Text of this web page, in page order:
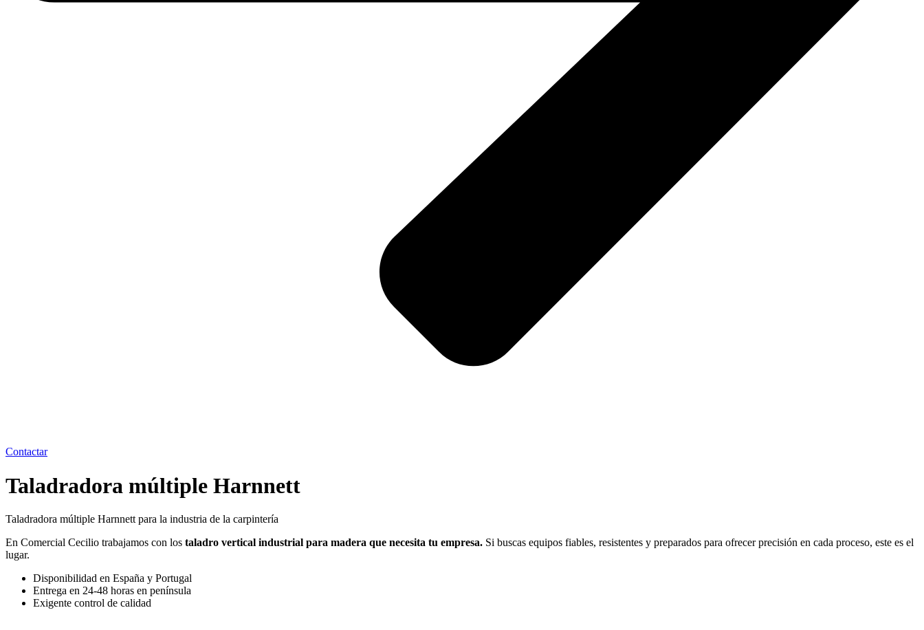
Contactar
Taladradora múltiple Harnnett
Taladradora múltiple Harnnett para la industria de la carpintería
En Comercial Cecilio trabajamos con los taladro vertical industrial para madera que necesita tu empresa. Si buscas equipos fiables, resistentes y preparados para ofrecer precisión en cada proceso, este es el
lugar.
Disponibilidad en España y Portugal
Entrega en 24-48 horas en península
Exigente control de calidad